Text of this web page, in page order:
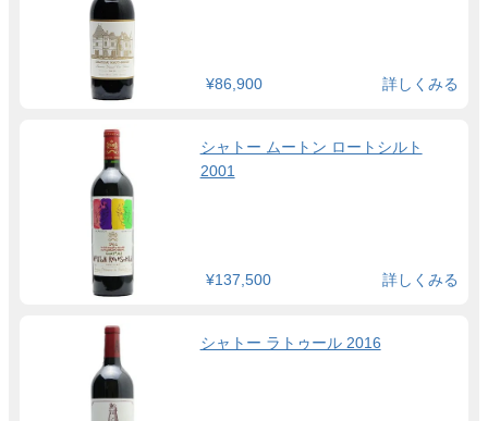
¥86,900 詳しくみる
シャトー ムートン ロートシルト
2001
¥137,500 詳しくみる
シャトー ラトゥール 2016